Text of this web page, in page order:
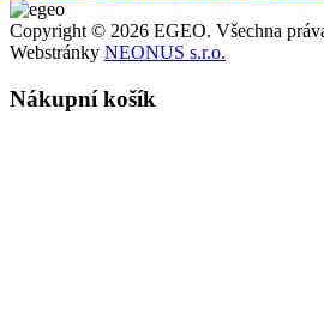
Copyright © 2026 EGEO. Všechna
Webstránky NEONUS s.r.o.
Nákupní košík